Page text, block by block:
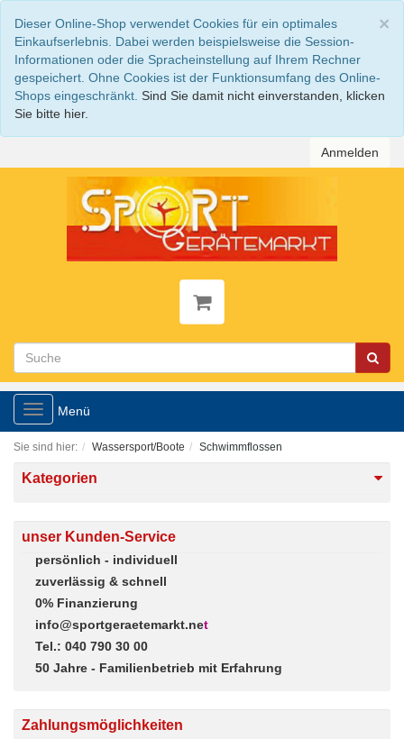
×
Dieser Online-Shop verwendet Cookies für ein optimales
Einkaufserlebnis. Dabei werden beispielsweise die Session-
Informationen oder die Spracheinstellung auf Ihrem Rechner
gespeichert. Ohne Cookies ist der Funktionsumfang des Online-
Shops eingeschränkt. Sind Sie damit nicht einverstanden, klicken
Sie bitte hier.
Anmelden
Toggle
navigation
Menü
Sie sind hier: Wassersport/Boote Schwimmflossen
Kategorien
unser Kunden-Service
persönlich - individuell
zuverlässig & schnell
0% Finanzierung
info@sportgeraetemarkt.net
Tel.: 040 790 30 00
50 Jahre - Familienbetrieb mit Erfahrung
Zahlungsmöglichkeiten